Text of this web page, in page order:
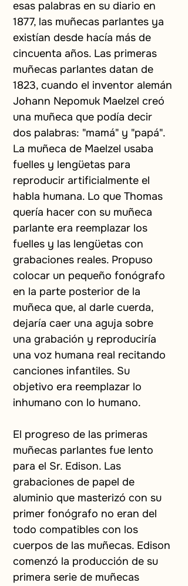
esas palabras en su diario en
1877, las muñecas parlantes ya
existían desde hacía más de
cincuenta años. Las primeras
muñecas parlantes datan de
1823, cuando el inventor alemán
Johann Nepomuk Maelzel creó
una muñeca que podía decir
dos palabras: "mamá" y "papá".
La muñeca de Maelzel usaba
fuelles y lengüetas para
reproducir artificialmente el
habla humana. Lo que Thomas
quería hacer con su muñeca
parlante era reemplazar los
fuelles y las lengüetas con
grabaciones reales. Propuso
colocar un pequeño fonógrafo
en la parte posterior de la
muñeca que, al darle cuerda,
dejaría caer una aguja sobre
una grabación y reproduciría
una voz humana real recitando
canciones infantiles. Su
objetivo era reemplazar lo
inhumano con lo humano.
El progreso de las primeras
muñecas parlantes fue lento
para el Sr. Edison. Las
grabaciones de papel de
aluminio que masterizó con su
primer fonógrafo no eran del
todo compatibles con los
cuerpos de las muñecas. Edison
comenzó la producción de su
primera serie de muñecas